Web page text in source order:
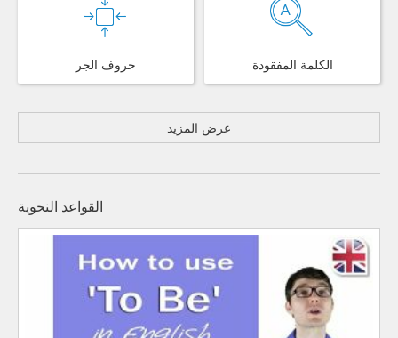
حروف الجر الكلمة المفقودة
عرض المزيد
القواعد النحوية